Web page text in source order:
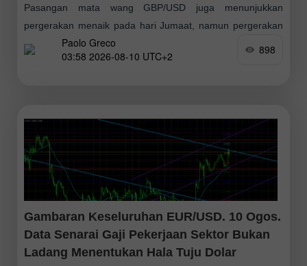
Pasangan mata wang GBP/USD juga menunjukkan
pergerakan menaik pada hari Jumaat, namun pergerakan
itu agak lemah. Volatiliti hanya sekitar 74 pip, satu kadar
yang sangat rendah bagi hari dengan data
Paolo Greco
03:58 2026-08-10 UTC+2
898
Gambaran Keseluruhan EUR/USD. 10 Ogos.
Data Senarai Gaji Pekerjaan Sektor Bukan
Ladang Menentukan Hala Tuju Dolar